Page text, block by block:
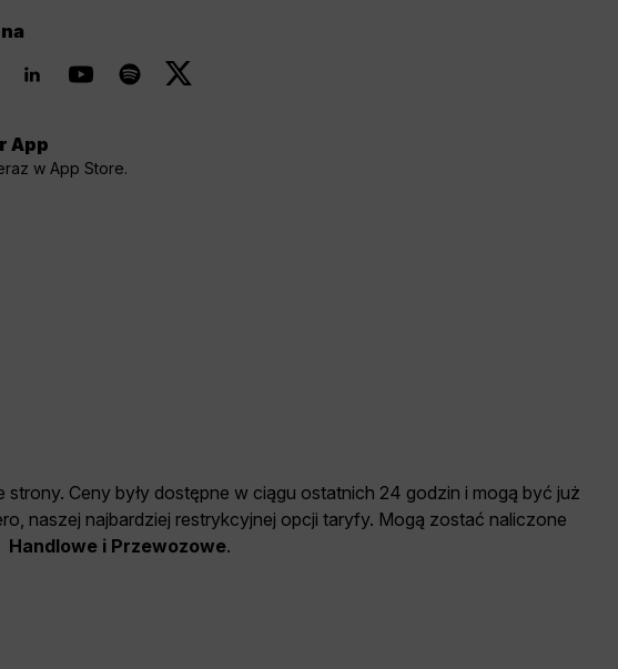
App
w App Store.
Ceny były dostępne w ciągu ostatnich 24 godzin i mogą być już
naszej najbardziej restrykcyjnej opcji taryfy. Mogą zostać naliczone
Handlowe i Przewozowe.